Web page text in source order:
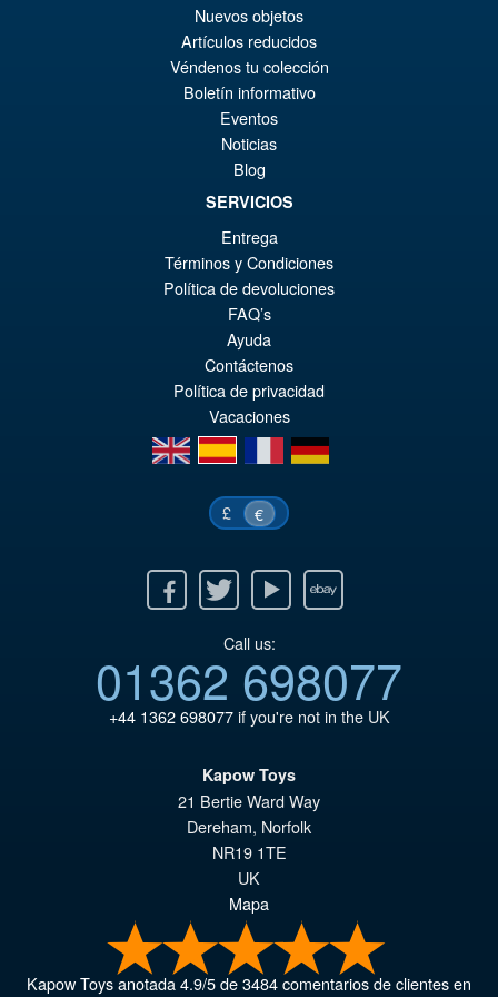
PRE ORDENA
Bandai S.H.Figuarts One
Piece Shanks Summit War of
Marineford Action Figure
PRE ORDENA
Nuevos objetos
Artículos reducidos
Véndenos tu colección
Boletín informativo
Eventos
Noticias
Blog
SERVICIOS
Entrega
Términos y Condiciones
Política de devoluciones
FAQ’s
Ayuda
Contáctenos
Política de privacidad
Vacaciones
en
es fr de
£ €
Twitter Youtube Ebay
Call us:
01362 698077
+44 1362 698077if you're not in the UK
Kapow Toys
21 Bertie Ward Way
Dereham, Norfolk
NR19 1TE
UK
Mapa
Kapow Toysanotada4.9/5de3484comentarios de clientes en